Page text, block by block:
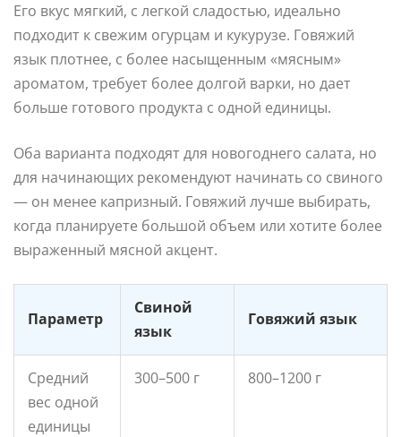
Его вкус мягкий, с легкой сладостью, идеально
подходит к свежим огурцам и кукурузе. Говяжий
язык плотнее, с более насыщенным «мясным»
ароматом, требует более долгой варки, но дает
больше готового продукта с одной единицы.
Оба варианта подходят для новогоднего салата, но
для начинающих рекомендуют начинать со свиного
— он менее капризный. Говяжий лучше выбирать,
когда планируете большой объем или хотите более
выраженный мясной акцент.
Параметр
Свиной
язык
Говяжий язык
Средний
вес одной
единицы
300–500 г 800–1200 г